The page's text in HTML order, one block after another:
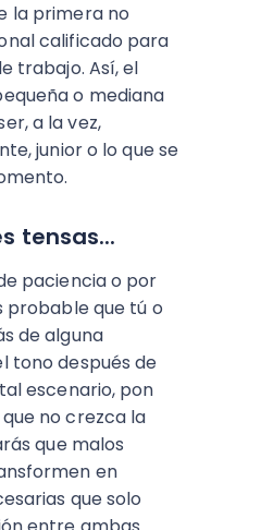
la primera no
calificado para
trabajo. Así, el
o mediana
a la vez,
junior o lo que se
tensas...
paciencia o por
probable que tú o
de alguna
tono después de
escenario, pon
no crezca la
que malos
en
que solo